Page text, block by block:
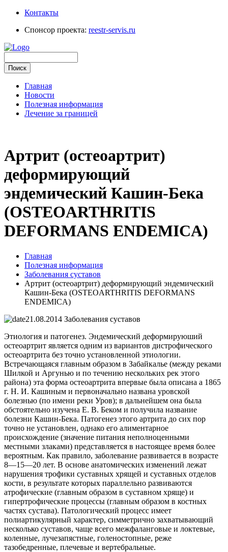
Контакты
Спонсор проекта: reestr-servis.ru
Главная
Новости
Полезная информация
Лечение за границей
Артрит (остеоартрит)
деформирующий
эндемический Кашин-Бека
(OSTEOARTHRITIS
DEFORMANS ENDEMICA)
Главная
Полезная информация
Заболевания суставов
Артрит (остеоартрит) деформирующий эндемический
Кашин-Бека (OSTEOARTHRITIS DEFORMANS
ENDEMICA)
21.08.2014 Заболевания суставов
Этиология и патогенез. Эндемический деформируюший
остеоартрит является одним из вариантов дистрофического
остеоартрита без точно установленной этиологии.
Встречающаяся главным образом в Забайкалье (между реками
Шилкой и Аргунью и по течению нескольких рек этого
района) эта форма остеоартрита впервые была описана a 1865
г. Н. И. Кашиным и первоначально названа уровской
болезнью (по имени реки Уров); в дальнейшем она была
обстоятельно изучена Е. В. Беком и получила название
болезни Кашин-Бека. Патогенез этого артрита до сих пор
точно не установлен, однако его алиментарное
происхождение (значение питания неполноценными
местными злаками) представляется в настоящее время более
вероятным. Как правило, заболевание развивается в возрасте
8—15—20 лет. В основе анатомических изменений лежат
нарушения трофики суставных хрящей и суставных отделов
кости, в результате которых параллельно развиваются
атрофические (главным образом в суставном хряще) и
гипертрофические процессы (главным образом в костных
частях сустава). Патологический процесс имеет
полиартикулярный характер, симметрично захватывающий
несколько суставов, чаще всего межфаланговые и локтевые,
коленные, лучезапястные, голеностопные, реже
тазобедренные, плечевые и вертебральные.